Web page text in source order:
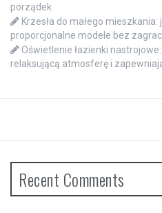
porządek
Krzesła do małego
proporcjonalne modele bez
Oświetlenie łazienki
relaksującą atmosferę i
Recent Comments